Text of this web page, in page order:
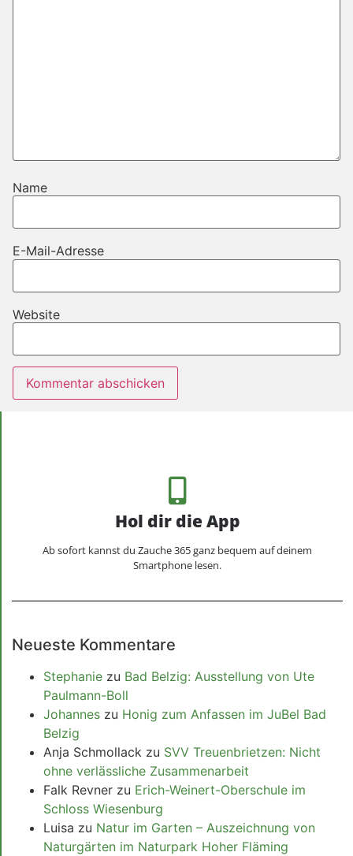
Name
E-Mail-Adresse
Website
Hol dir die App
Ab sofort kannst du Zauche 365 ganz bequem auf deinem
Smartphone lesen.
Neueste Kommentare
Stephanie zu Bad Belzig: Ausstellung von Ute
Paulmann-Boll
Johannes zu Honig zum Anfassen im JuBel Bad
Belzig
Anja Schmollack zu SVV Treuenbrietzen: Nicht
ohne verlässliche Zusammenarbeit
Falk Revner zu Erich-Weinert-Oberschule im
Schloss Wiesenburg
Luisa zu Natur im Garten – Auszeichnung von
Naturgärten im Naturpark Hoher Fläming